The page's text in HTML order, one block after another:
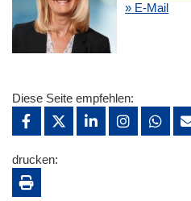
» E-Mail
Diese Seite empfehlen:
drucken: